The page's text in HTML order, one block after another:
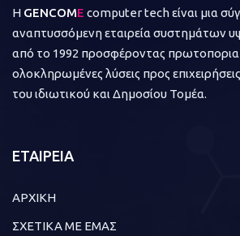
Η GENCOME computer tech είναι μια
αναπτυσσόμενη εταιρεία συστημάτων
από το 1992 προσφέροντας
ολοκληρωμένες λύσεις προς
του ιδιωτικού και Δημοσίου Τομέα.
ΕΤΑΙΡΕΙΑ
ΑΡΧΙΚΗ
ΣΧΕΤΙΚΑ ΜΕ ΕΜΑΣ